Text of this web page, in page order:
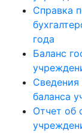
Справка
года
Баланс
баланса
Отчет об